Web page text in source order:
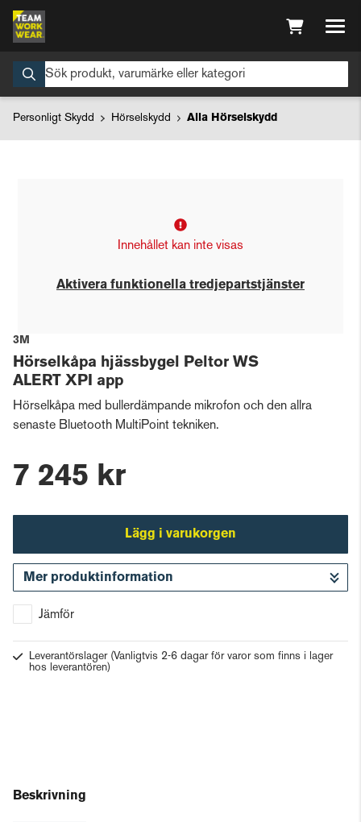
Personligt Skydd Hörselskydd Alla Hörselskydd
Innehållet kan inte visas
Aktivera funktionella tredjepartstjänster
3M
Hörselkåpa hjässbygel Peltor WS
ALERT XPI app
Hörselkåpa med bullerdämpande mikrofon och den allra
senaste Bluetooth MultiPoint tekniken.
7 245 kr
Lägg i varukorgen
Mer produktinformation
Jämför
Leverantörslager (Vanligtvis 2-6 dagar för varor som finns i lager
hos leverantören)
Beskrivning